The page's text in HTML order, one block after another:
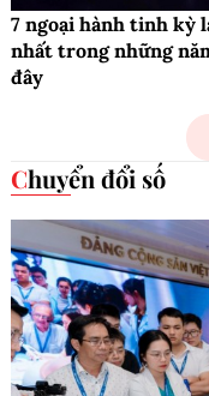
7 ngoại hành tinh kỳ
nhất trong những
đây
Chuyển đổi số